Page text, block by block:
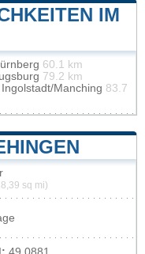
IM
60.1 km
79.2 km
Manching 83.7
sq mi)